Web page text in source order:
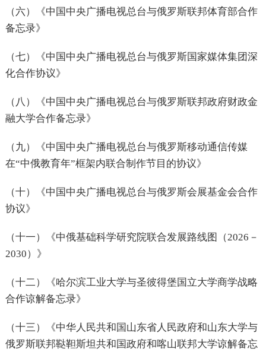
（六）《中国中央广播电视总台与俄罗斯联邦体育部合作
备忘录》
（七）《中国中央广播电视总台与俄罗斯国家媒体集团深
化合作协议》
（八）《中国中央广播电视总台与俄罗斯联邦政府财政金
融大学合作备忘录》
（九）《中国中央广播电视总台与俄罗斯移动通信传媒
在“中俄教育年”框架内联合制作节目的协议》
（十）《中国中央广播电视总台与俄罗斯会展基金会合作
协议》
（十一）《中俄基础科学研究院联合发展路线图（2026－
2030）》
（十二）《哈尔滨工业大学与圣彼得堡国立大学商学战略
合作谅解备忘录》
（十三）《中华人民共和国山东省人民政府和山东大学与
俄罗斯联邦鞑靼斯坦共和国政府和喀山联邦大学谅解备忘